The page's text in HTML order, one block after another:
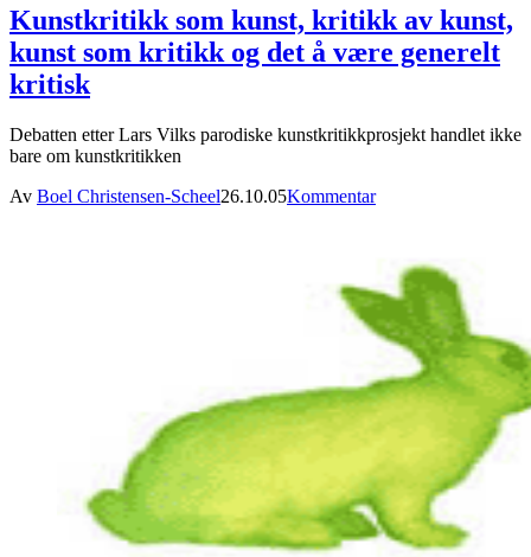
Kunstkritikk som kunst, kritikk av kunst,
kunst som kritikk og det å være generelt
kritisk
Debatten etter Lars Vilks parodiske kunstkritikkprosjekt handlet ikke
bare om kunstkritikken
Av Boel Christensen-Scheel26.10.05Kommentar